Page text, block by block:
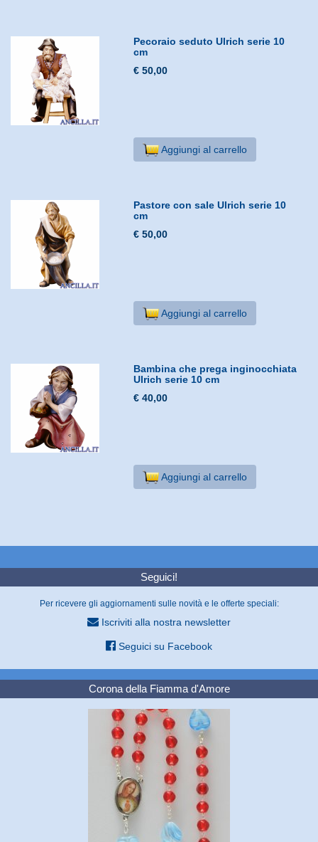
Pecoraio seduto Ulrich serie 10
cm
€ 50,00
Aggiungi al carrello
Pastore con sale Ulrich serie 10
cm
€ 50,00
Aggiungi al carrello
Bambina che prega inginocchiata
Ulrich serie 10 cm
€ 40,00
Aggiungi al carrello
Seguici!
Per ricevere gli aggiornamenti sulle novità e le offerte speciali:
Iscriviti alla nostra newsletter
Seguici su Facebook
Corona della Fiamma d'Amore